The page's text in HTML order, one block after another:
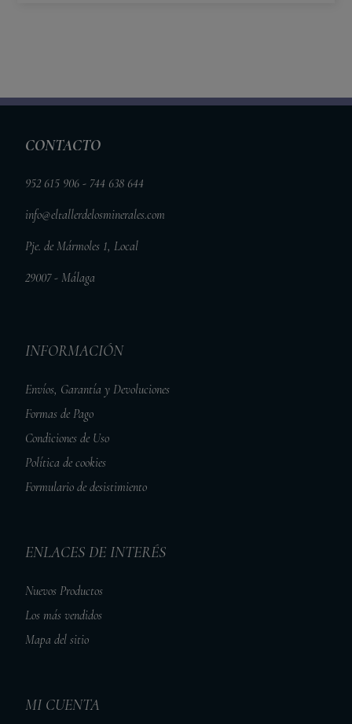
CONTACTO
952 615 906 - 744 638 644
info@eltallerdelosminerales.com
Pje. de Mármoles 1, Local
29007 - Málaga
INFORMACIÓN
Envíos, Garantía y Devoluciones
Formas de Pago
Condiciones de Uso
Política de cookies
Formulario de desistimiento
ENLACES DE INTERÉS
Nuevos Productos
Los más vendidos
Mapa del sitio
MI CUENTA